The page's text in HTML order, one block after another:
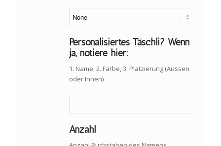
Personalisiertes Täschli? Wenn
ja, notiere hier:
1. Name, 2. Farbe, 3. Platzierung (Aussen
oder Innen)
Anzahl